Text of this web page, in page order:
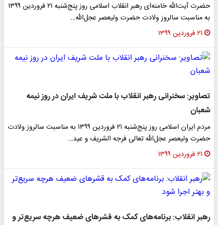
حضرت آیت‌الله خامنه‌ای رهبر انقلاب اسلامی روز پنج‌شنبه ۲۱ فروردین ۱۳۹۹
به مناسبت سالروز ولادت حضرت ولیعصر عجل‌الله…
۲۱ فروردین ۱۳۹۹
تصاویر: سخنرانی رهبر انقلاب با ملت شریف ایران در روز نیمه
شعبان
مردم ایران اسلامی روز پنج‌شنبه ۲۱ فروردین ۱۳۹۹ به مناسبت سالروز ولادت
حضرت ولیعصر عجل‌الله تعالی فرجه الشریف و عید…
۲۱ فروردین ۱۳۹۹
رهبر انقلاب: برنامه‌های کمک به قشرهای ضعیف هرچه سریع‌تر و